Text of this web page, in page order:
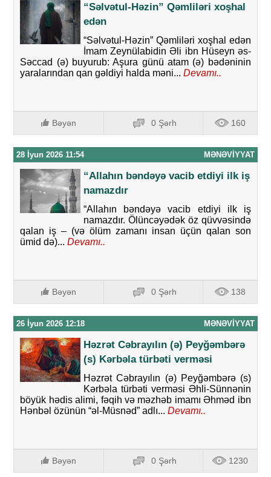
“Səlvətul-Həzin” Qəmliləri xoşhal
edən
“Səlvətul-Həzin” Qəmliləri xoşhal edən
İmam Zeynülabidin Əli ibn Hüseyn əs-
Səccad (ə) buyurub: Aşura günü atam (ə) bədəninin
yaralarından qan gəldiyi halda məni... Devamı..
Bəyən 0 Şərh 160
28 İyun 2026 11:54 MƏNƏVIYYAT
“Allahın bəndəyə vacib etdiyi ilk iş
namazdır
“Allahın bəndəyə vacib etdiyi ilk iş
namazdır. Ölüncəyədək öz qüvvəsində
qalan iş – (və ölüm zamanı insan üçün qalan son
ümid də)... Devamı..
Bəyən 0 Şərh 138
26 İyun 2026 12:18 MƏNƏVIYYAT
Həzrət Cəbrayılın (ə) Peyğəmbərə
(s) Kərbəla türbəti verməsi
Həzrət Cəbrayılın (ə) Peyğəmbərə (s)
Kərbəla türbəti verməsi Əhli-Sünnənin
böyük hədis alimi, fəqih və məzhəb imamı Əhməd ibn
Hənbəl özünün “əl-Müsnəd” adlı... Devamı..
Bəyən 0 Şərh 1230